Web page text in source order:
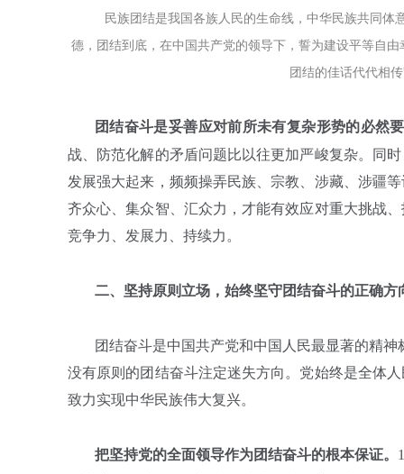
民族团结是我国各族人民的生命线，中华民族共同
德，团结到底，在中国共产党的领导下，誓为建设平等自
团结的佳话代代相
团结奋斗是妥善应对前所未有复杂形势的必然
战、防范化解的矛盾问题比以往更加严峻复杂。同
发展强大起来，频频操弄民族、宗教、涉藏、涉疆
齐众心、集众智、汇众力，才能有效应对重大挑战
竞争力、发展力、持续力。
二、坚持原则立场，始终坚守团结奋斗的正确方
团结奋斗是中国共产党和中国人民最显著的精
没有原则的团结奋斗注定迷失方向。党始终是全体
致力实现中华民族伟大复兴。
把坚持党的全面领导作为团结奋斗的根本保证。